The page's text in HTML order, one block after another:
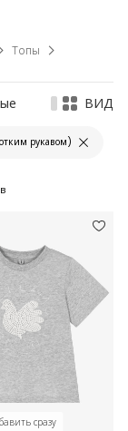
Топы
рукавом)
ВИД
сразу